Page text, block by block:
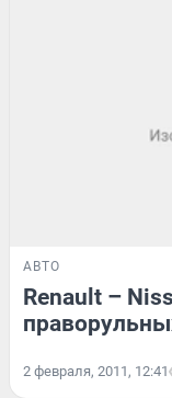
АВТО
Renault –
2 февраля, 2011, 12:41